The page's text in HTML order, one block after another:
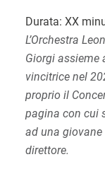
Durata: XX
L’Orchestra
Giorgi assieme
vincitrice nel
proprio il
pagina con cui
ad una
direttore.